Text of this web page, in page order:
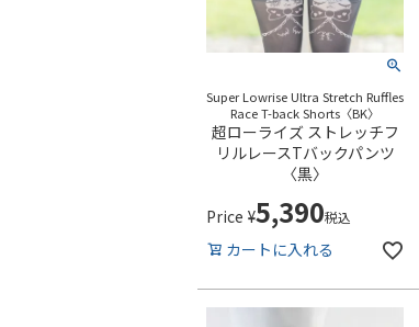
Super Lowrise Ultra Stretch Ruffles
Race T-back Shorts〈BK〉
超ローライズ ストレッチフ
リルレースTバックパンツ
〈黒〉
Price ¥5,390税込
カートに入れる